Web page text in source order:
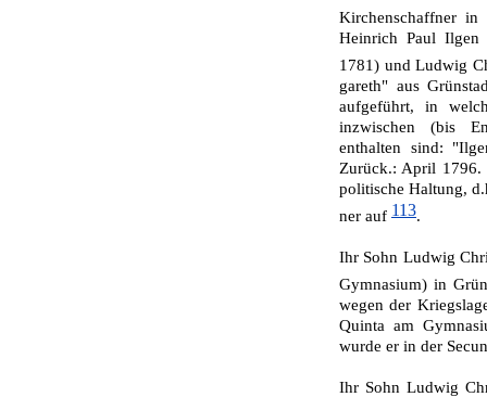
Kirchenschaffner
Heinrich Paul
1781) und Ludwig
gareth" aus
aufgeführt, in
inzwischen (bis
enthalten sind:
Zurück.: April 1796.
politische Haltung,
ner auf 113.
Ihr Sohn Ludwig
Gymnasium) in
wegen der
Quinta am
wurde er in der
Ihr Sohn Ludwig